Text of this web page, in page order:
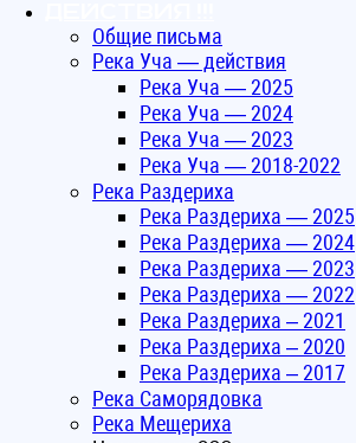
Общие письма
Река Уча — действия
Река Уча — 2025
Река Уча — 2024
Река Уча — 2023
Река Уча — 2018-2022
Река Раздериха
Река Раздериха — 2025
Река Раздериха — 2024
Река Раздериха — 2023
Река Раздериха — 2022
Река Раздериха – 2021
Река Раздериха – 2020
Река Раздериха – 2017
Река Саморядовка
Река Мещериха